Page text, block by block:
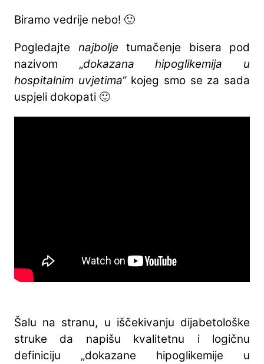
Biramo vedrije nebo! 🙂
Pogledajte najbolje tumačenje bisera pod
nazivom „dokazana hipoglikemija u
hospitalnim uvjetima“ kojeg smo se za sada
uspjeli dokopati 🙂
Šalu na stranu, u iščekivanju dijabetološke
struke da napišu kvalitetnu i logičnu
definiciju „dokazane hipoglikemije u